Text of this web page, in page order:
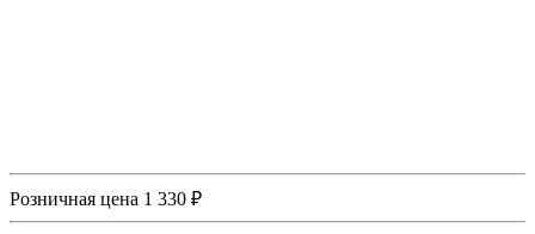
Розничная цена 1 330 ₽